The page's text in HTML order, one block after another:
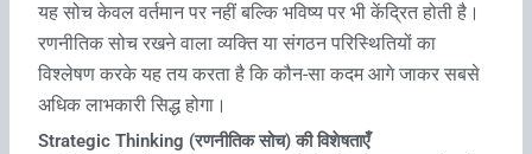
यह सोच केवल वर्तमान पर नहीं बल्कि भविष्य पर भी केंद्रित होती है।
रणनीतिक सोच रखने वाला व्यक्ति या संगठन परिस्थितियों का
विश्लेषण करके यह तय करता है कि कौन-सा कदम आगे जाकर सबसे
अधिक लाभकारी सिद्ध होगा।
Strategic Thinking (रणनीतिक सोच) की विशेषताएँ